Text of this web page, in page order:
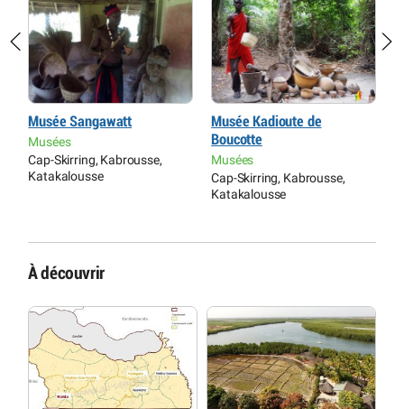
Musée Sangawatt
Musées
Cap-Skirring, Kabrousse,
Katakalousse
Musée Kadioute de
Boucotte
Musées
Cap-Skirring, Kabrousse,
Katakalousse
À découvrir